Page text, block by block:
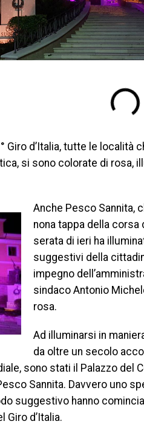
Giro d’Italia, tutte le località
si sono colorate di rosa,
Anche Pesco Sannita,
nona tappa della corsa
serata di ieri ha
suggestivi della
impegno
sindaco Antonio
rosa.
Ad illuminarsi in
da oltre un secolo
sono stati il Palazzo del
Sannita. Davvero uno
suggestivo hanno
Giro d’Italia.